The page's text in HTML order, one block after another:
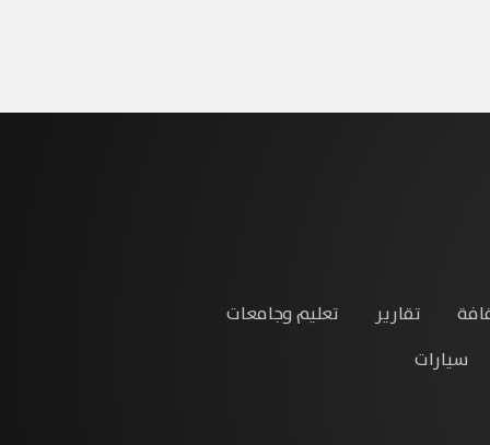
تقارير
تعليم وجامعات
سيارات